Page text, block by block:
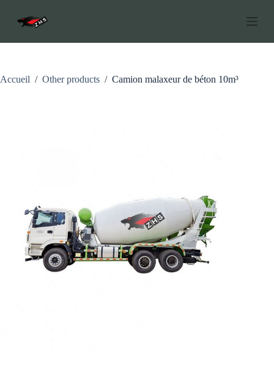
s
a
Accueil / Other products / Camion malaxeur de béton 10m³